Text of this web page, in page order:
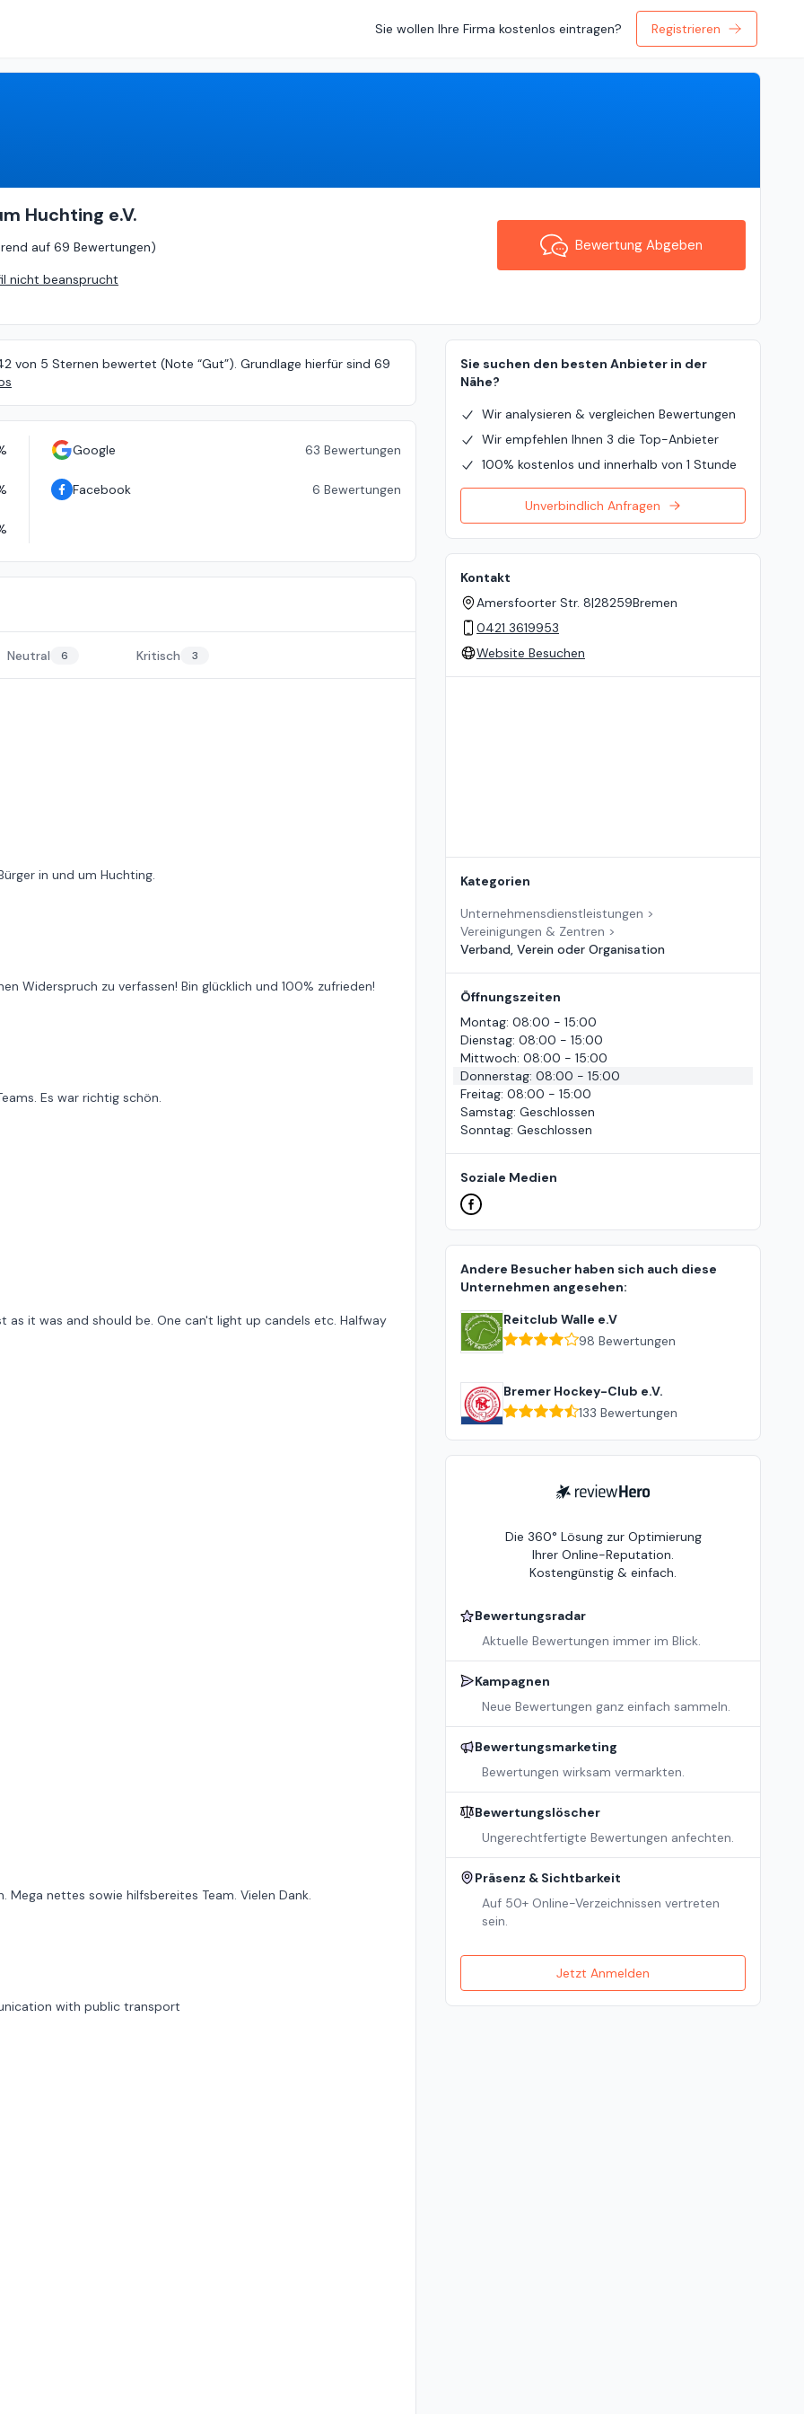
Sie wollen Ihre Firma kostenlos eintragen? Registrieren
Huchting e.V.
auf 69 Bewertungen)
nicht beansprucht
Bewertung Abgeben
von 5 Sternen bewertet (Note “Gut”). Grundlage hierfür sind 69
Google 63 Bewertungen
Facebook 6 Bewertungen
Neutral 6 Kritisch 3
in und um Huchting.
Widerspruch zu verfassen! Bin glücklich und 100% zufrieden!
Es war richtig schön.
it was and should be. One can't light up candels etc. Halfway
nettes sowie hilfsbereites Team. Vielen Dank.
with public transport
Sie suchen den besten Anbieter in der
Nähe?
Wir analysieren & vergleichen Bewertungen
Wir empfehlen Ihnen 3 die Top-Anbieter
100% kostenlos und innerhalb von 1 Stunde
Unverbindlich Anfragen
Kontakt
Amersfoorter Str. 8|28259Bremen
0421 3619953
Website Besuchen
Kategorien
Unternehmensdienstleistungen >
Vereinigungen & Zentren >
Verband, Verein oder Organisation
Öffnungszeiten
Montag: 08:00 - 15:00
Dienstag: 08:00 - 15:00
Mittwoch: 08:00 - 15:00
Donnerstag: 08:00 - 15:00
Freitag: 08:00 - 15:00
Samstag: Geschlossen
Sonntag: Geschlossen
Soziale Medien
Andere Besucher haben sich auch diese
Unternehmen angesehen:
Reitclub Walle e.V
98 Bewertungen
Bremer Hockey-Club e.V.
133 Bewertungen
ReviewHero
Die 360° Lösung zur Optimierung
Ihrer Online-Reputation.
Kostengünstig & einfach.
Bewertungsradar
Aktuelle Bewertungen immer im Blick.
Kampagnen
Neue Bewertungen ganz einfach sammeln.
Bewertungsmarketing
Bewertungen wirksam vermarkten.
Bewertungslöscher
Ungerechtfertigte Bewertungen anfechten.
Präsenz & Sichtbarkeit
Auf 50+ Online-Verzeichnissen vertreten
sein.
Jetzt Anmelden